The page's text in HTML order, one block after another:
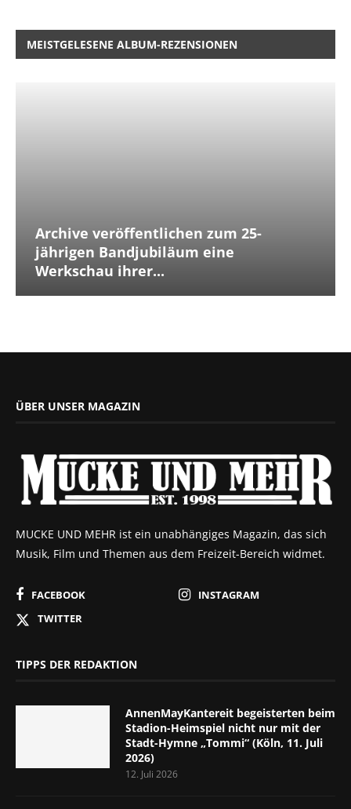
MEISTGELESENE ALBUM-REZENSIONEN
Archive veröffentlichen zum 25-
jährigen Bandjubiläum eine
Werkschau ihrer...
ÜBER UNSER MAGAZIN
MUCKE UND MEHR ist ein unabhängiges Magazin, das sich
Musik, Film und Themen aus dem Freizeit-Bereich widmet.
FACEBOOK
INSTAGRAM
TWITTER
TIPPS DER REDAKTION
AnnenMayKantereit begeisterten beim
Stadion-Heimspiel nicht nur mit der
Stadt-Hymne „Tommi“ (Köln, 11. Juli
2026)
12. Juli 2026